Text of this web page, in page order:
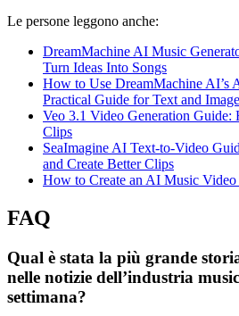
Le persone leggono anche:
DreamMachine AI Music
Turn Ideas Into Songs
How to Use DreamMachine AI’s
Practical Guide for Text and
Veo 3.1 Video Generation Guide:
Clips
SeaImagine AI Text-to-Video
and Create Better Clips
How to Create an AI Music
FAQ
Qual è stata la più grande
nelle notizie dell’industria
settimana?